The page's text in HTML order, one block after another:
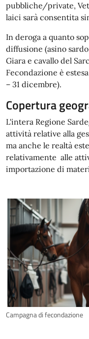
pubbliche/private,
laici sarà consentita
In deroga a quanto
diffusione (asino
Giara e cavallo del
Fecondazione è
– 31 dicembre).
Copertura
L'intera Regione
attività relative alla
ma anche le realtà
relativamente alle
importazione di
Campagna di fecondazione